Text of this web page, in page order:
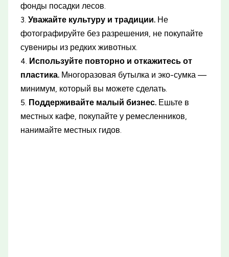
фонды посадки лесов.
3.Уважайте культуру и традиции. Не
фотографируйте без разрешения, не покупайте
сувениры из редких животных.
4. Используйте повторно и откажитесь от
пластика. Многоразовая бутылка и эко-сумка —
минимум, который вы можете сделать.
5. Поддерживайте малый бизнес. Ешьте в
местных кафе, покупайте у ремесленников,
нанимайте местных гидов.